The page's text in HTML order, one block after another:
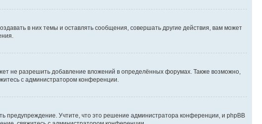
в них темы и оставлять сообщения, совершать другие действия, вам может
не разрешить добавление вложений в определённых форумах. Также возможно,
с администратором конференции.
предупреждение. Учтите, что это решение администратора конференции, и phpBB